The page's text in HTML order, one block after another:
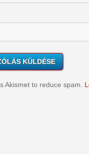
Akismet to reduce spam.